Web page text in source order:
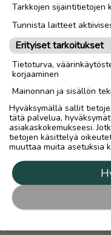
67101 Kokkola
Puh: 020 750 4469
Tuottajan yhteystiedot
Medianvapausasetus
Tietosuojalauseke
Tietosuojakuvaus
Tietosuoja-asetukset
Mainostajalle
Mainostajalle
Mediatiedot
Yhteystiedot
Tarkkojen sijaintitietojen
Tunnista laitteet
Erityiset tarkoitukset
Tietoturva,
korjaaminen
Mainonnan ja sisällön
Hyväksymällä sallit
tätä palvelua,
asiakaskokemukseesi.
tietojen käsittelyä
muuttaa muita asetuksia